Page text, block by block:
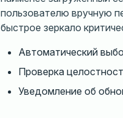
пользователю вручную
быстрое зеркало
Автоматический
Проверка
Уведомление об